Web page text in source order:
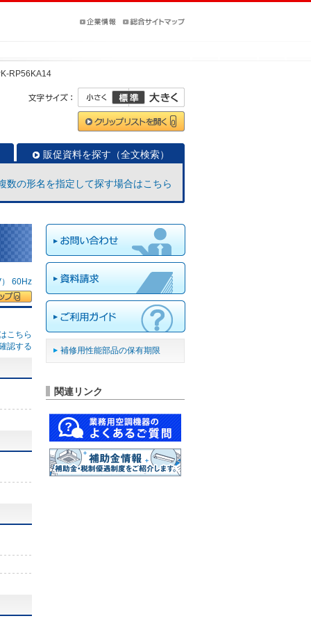
RP56KA14
販促資料を探す（全文検索）
数の形名を指定して探す場合はこちら
60Hz
こちら
認する
補修用性能部品の保有期限
関連リンク